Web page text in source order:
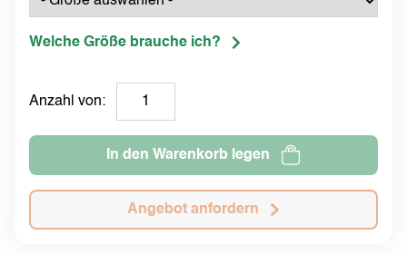
Welche Größe brauche ich?
Anzahl von:
In den Warenkorb legen
Angebot anfordern